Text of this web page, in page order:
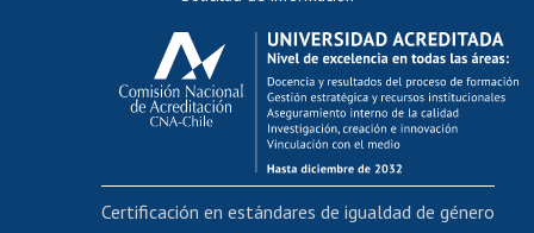
Calificación académica
Postulación al AUCAI
Funcionarias/os
Cursos internos de capacitación
Bienestar del personal
Portal de movilidad interna
Certificación en estándares de igualdad de género